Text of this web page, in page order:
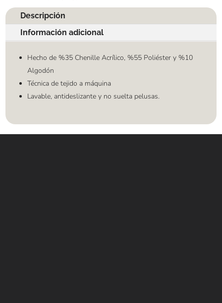
Descripción
Información adicional
Hecho de %35 Chenille Acrílico, %55 Poliéster y %10
Algodón
Técnica de tejido a máquina
Lavable, antideslizante y no suelta pelusas.